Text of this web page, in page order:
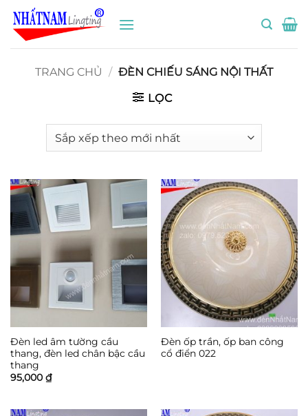
qua
TRANG CHỦ / ĐÈN CHIẾU SÁNG NỘI THẤT
LỌC
Đèn led âm tường cầu
thang, đèn led chân bậc cầu
thang
95,000 ₫
Đèn ốp trần, ốp ban công
cổ điển 022